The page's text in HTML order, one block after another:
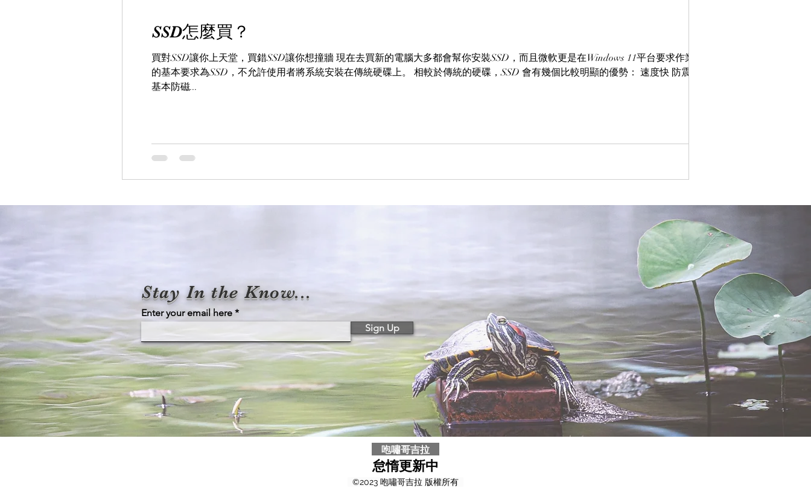
SSD怎麼買？
買對SSD讓你上天堂，買錯SSD讓你想撞牆 現在去買新的電腦大多都會幫你安裝SSD，而且微軟更是在Windows 11平台要求作業系統
的基本要求為SSD，不允許使用者將系統安裝在傳統硬碟上。 相較於傳統的硬碟，SSD 會有幾個比較明顯的優勢： 速度快 防震防摔
基本防磁...
Stay In the Know...
Enter your email here
Sign Up
咆嘯哥吉拉
怠惰更新中
©2023 咆嘯哥吉拉 版權所有